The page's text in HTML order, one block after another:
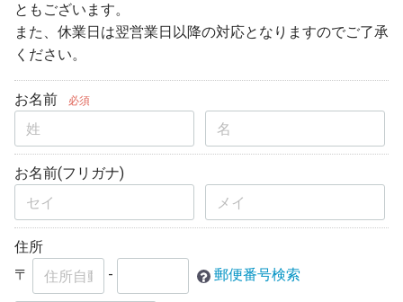
ともございます。
また、休業日は翌営業日以降の対応となりますのでご了承
ください。
お名前 必須
お名前(フリガナ)
住所
〒
- 郵便番号検索